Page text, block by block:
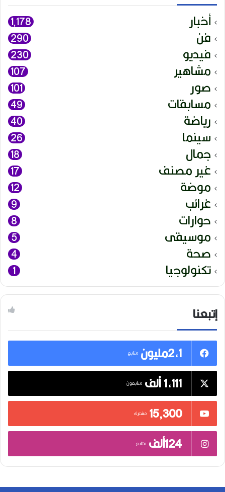
أخبار 1٬178
فن 290
فيديو 230
مشاهير 107
صور 101
مسابقات 49
رياضة 40
سينما 26
جمال 18
غير مصنف 17
موضة 12
غرائب 9
حوارات 8
موسيقى 5
صحة 4
تكنولوجيا 1
إتبعنا
2,1مليون
متابع
1,111 ألف متابعون
15٬300 مشترك
124ألف متابع